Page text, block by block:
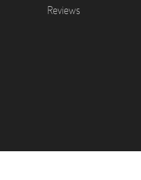
Reviews